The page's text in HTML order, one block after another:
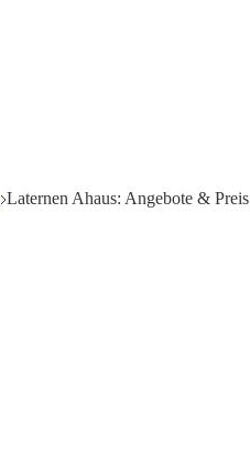
Laternen Ahaus: Angebote & Preis